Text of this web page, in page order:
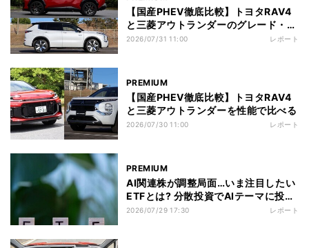
【国産PHEV徹底比較】トヨタRAV4
と三菱アウトランダーのグレード・価
格を比べる
2026/07/31 11:00 レポート
PREMIUM
【国産PHEV徹底比較】トヨタRAV4
と三菱アウトランダーを性能で比べる
2026/07/30 11:00 レポート
PREMIUM
AI関連株が調整局面…いま注目したい
ETFとは? 分散投資でAIテーマに投資
する方法
2026/07/29 17:30 レポート